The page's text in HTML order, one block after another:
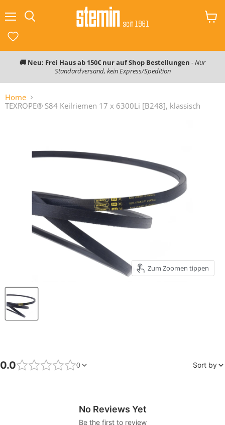
🚚 Neu: Frei Haus ab 150€ nur auf Shop Bestellungen -Nur
Standardversand, kein Express/Spedition
Home
TEXROPE® S84 Keilriemen 17 x 6300Li [B248], klassisch
Zum Zoomen tippen